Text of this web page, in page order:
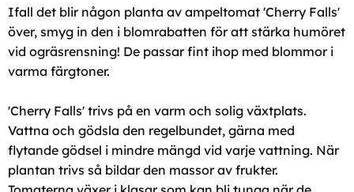
Ifall det blir någon planta av ampeltomat 'Cherry Falls'
över, smyg in den i blomrabatten för att stärka humöret
vid ogräsrensning! De passar fint ihop med blommor i
varma färgtoner.
'Cherry Falls' trivs på en varm och solig växtplats.
Vattna och gödsla den regelbundet, gärna med
flytande gödsel i mindre mängd vid varje vattning. När
plantan trivs så bildar den massor av frukter.